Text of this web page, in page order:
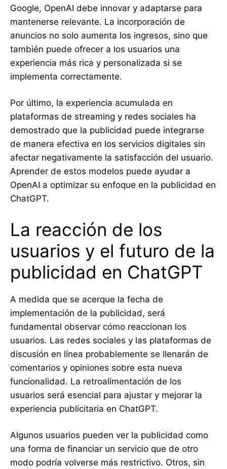
Google, OpenAI debe innovar y adaptarse para
mantenerse relevante. La incorporación de
anuncios no solo aumenta los ingresos, sino que
también puede ofrecer a los usuarios una
experiencia más rica y personalizada si se
implementa correctamente.
Por último, la experiencia acumulada en
plataformas de streaming y redes sociales ha
demostrado que la publicidad puede integrarse
de manera efectiva en los servicios digitales sin
afectar negativamente la satisfacción del usuario.
Aprender de estos modelos puede ayudar a
OpenAI a optimizar su enfoque en la publicidad en
ChatGPT.
La reacción de los
usuarios y el futuro de la
publicidad en ChatGPT
A medida que se acerque la fecha de
implementación de la publicidad, será
fundamental observar cómo reaccionan los
usuarios. Las redes sociales y las plataformas de
discusión en línea probablemente se llenarán de
comentarios y opiniones sobre esta nueva
funcionalidad. La retroalimentación de los
usuarios será esencial para ajustar y mejorar la
experiencia publicitaria en ChatGPT.
Algunos usuarios pueden ver la publicidad como
una forma de financiar un servicio que de otro
modo podría volverse más restrictivo. Otros, sin